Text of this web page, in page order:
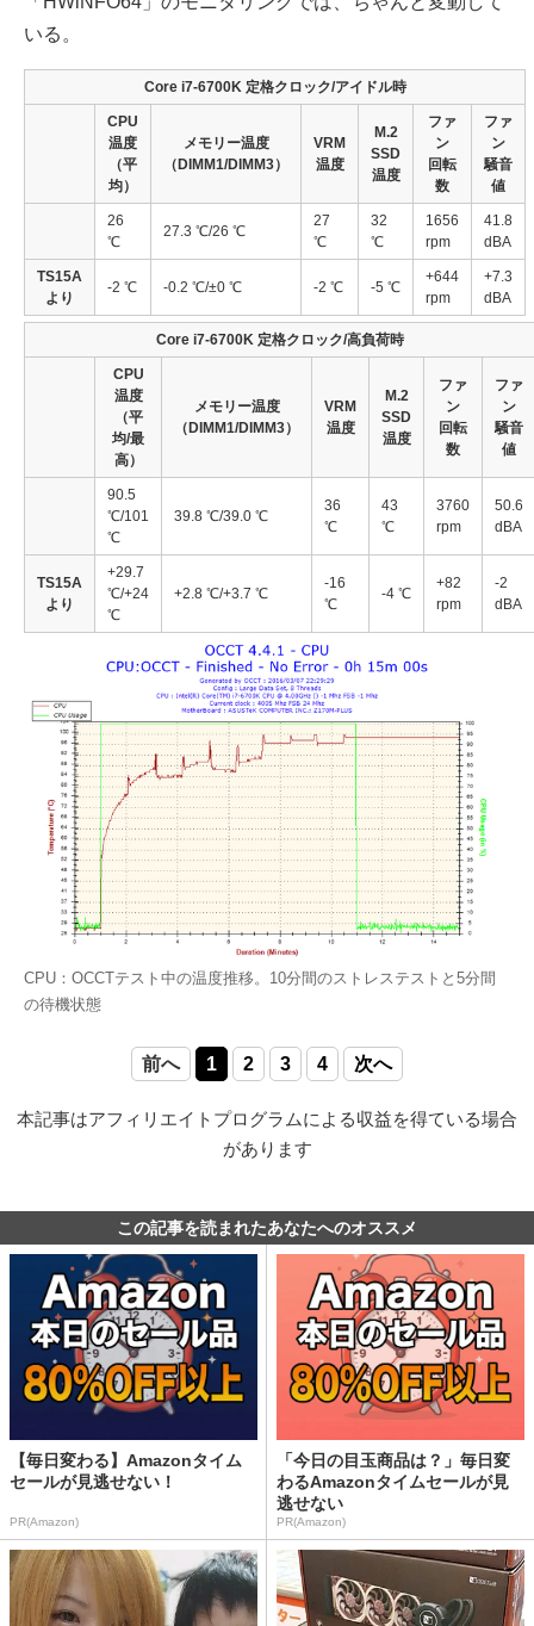
いる。
Core i7-6700K 定格クロック/アイドル時
CPU
温度
（平
均）
メモリー温度
（DIMM1/DIMM3）
VRM
温度
M.2
SSD
温度
ファ
ン
回転
数
ファ
ン
騒音
値
26
℃
27.3 ℃/26 ℃
27
℃
32
℃
1656
rpm
41.8
dBA
TS15A
より
-2 ℃ -0.2 ℃/±0 ℃ -2 ℃ -5 ℃
+644
rpm
+7.3
dBA
Core i7-6700K 定格クロック/高負荷時
CPU
温度
（平
均/最
高）
メモリー温度
（DIMM1/DIMM3）
VRM
温度
M.2
SSD
温度
ファ
ン
回転
数
ファ
ン
騒音
値
90.5
℃/101
℃
39.8 ℃/39.0 ℃
36
℃
43
℃
3760
rpm
50.6
dBA
TS15A
より
+29.7
℃/+24
℃
+2.8 ℃/+3.7 ℃
-16
℃
-4 ℃
+82
rpm
-2
dBA
CPU：OCCTテスト中の温度推移。10分間のストレステストと5分間
の待機状態
前へ 1 2 3 4 次へ
本記事はアフィリエイトプログラムによる収益を得ている場合
があります
この記事を読まれたあなたへのオススメ
【毎日変わる】Amazonタイム
セールが見逃せない！
PR(Amazon)
「今日の目玉商品は？」毎日変
わるAmazonタイムセールが見
逃せない
PR(Amazon)